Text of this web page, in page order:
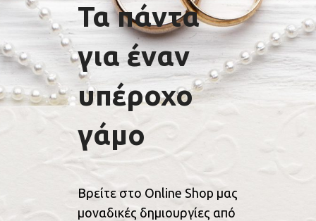
Τα πάντα
για έναν
υπέροχο
γάμο
Βρείτε στο Online Shop μας
μοναδικές δημιουργίες από